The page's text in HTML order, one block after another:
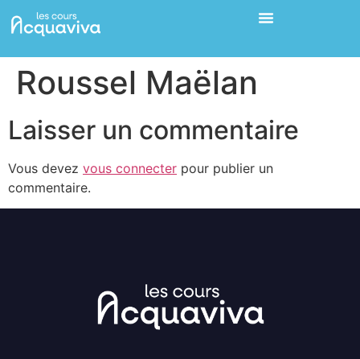
Roussel Maëlan
Laisser un commentaire
Vous devez vous connecter pour publier un
commentaire.